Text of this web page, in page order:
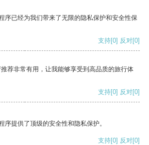
序已经为我们带来了无限的隐私保护和安全性保
支持[0] 反对[0]
荐非常有用，让我能够享受到高品质的旅行体
支持[0] 反对[0]
序提供了顶级的安全性和隐私保护。
支持[0] 反对[0]